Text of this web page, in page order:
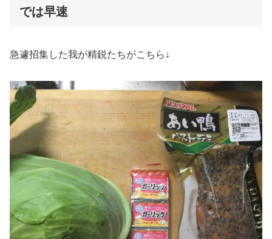
では早速
急遽招集した我が精鋭たちがこちら↓